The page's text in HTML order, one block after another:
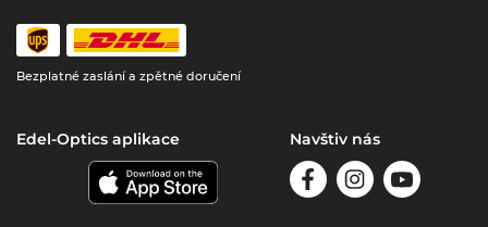
Bezplatné zaslání a zpětné doručení
Edel-Optics aplikace Navštiv nás